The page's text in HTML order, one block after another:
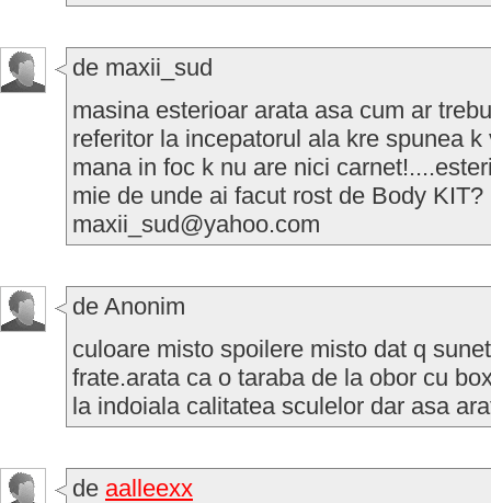
de maxii_sud
masina esterioar arata asa cum ar
referitor la incepatorul ala kre spunea
mana in foc k nu are nici
mie de unde ai facut rost de Body KIT?
maxii_sud@yahoo.com
de Anonim
culoare misto spoilere misto dat q
frate.arata ca o taraba de la obor cu
la indoiala calitatea sculelor dar asa
de aalleexx